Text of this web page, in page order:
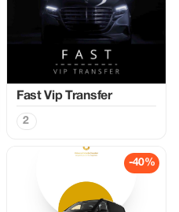
Fast Vip Transfer
2
-40%